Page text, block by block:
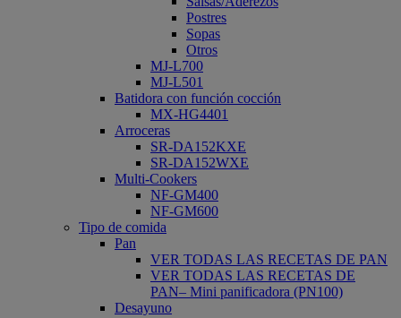
Postres
Sopas
Otros
MJ-L700
MJ-L501
Batidora con función cocción
MX-HG4401
Arroceras
SR-DA152KXE
SR-DA152WXE
Multi-Cookers
NF-GM400
NF-GM600
Tipo de comida
Pan
VER TODAS LAS RECETAS DE PAN
VER TODAS LAS RECETAS DE
PAN– Mini panificadora (PN100)
Desayuno